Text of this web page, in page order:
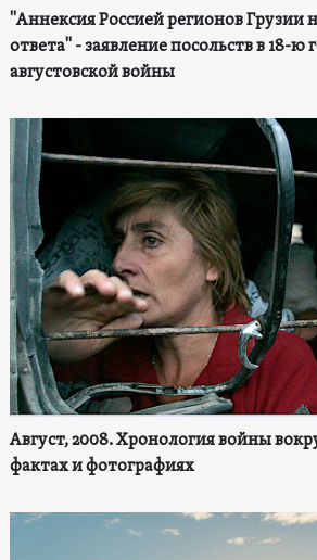
"Аннексия Россией регионов Грузии
ответа" - заявление посольств в 18-
августовской войны
Август, 2008. Хронология войны
фактах и фотографиях